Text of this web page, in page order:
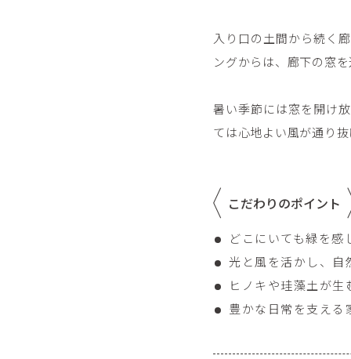
入り口の土間から続く
ングからは、廊下の窓
暑い季節には窓を開け
ては心地よい風が通り
こだわりのポイント
どこにいても緑を感
光と風を活かし、自
ヒノキや珪藻土が生
豊かな日常を支える